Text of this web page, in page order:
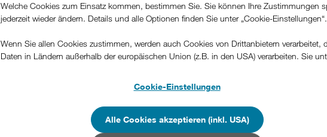
und bis zu 50 Mbit/s
Uploadgeschwindigkeit. +
und in der EU 1)
Jetzt kaufen
300 Mbit/s Download-und
bis zu 100 Mbit/s
Unlimitierte Daten
österreichweit und in der EU*
Pro Monat: 8,25 €
Jetzt kaufen
Welche Cookies zum Einsatz kommen, bestimmen Sie. Sie können Ihre Zustimmungen
jederzeit wieder ändern. Details und alle Optionen finden Sie unter „Cookie-Einstellungen“.
Wenn Sie allen Cookies zustimmen, werden auch Cookies von Drittanbietern verarbeitet,
Daten in Ländern außerhalb der europäischen Union (z.B. in den USA) verarbeiten. Sie
Cookies von Unternehmen in Drittstaaten, die ein ähnliches Datenschutzniveau wie in der
Europäischen Union aufweisen (z.B. Data Privacy Framework), werden wie europäische
Cookie-Einstellungen
Alle Cookies akzeptieren (inkl. USA)